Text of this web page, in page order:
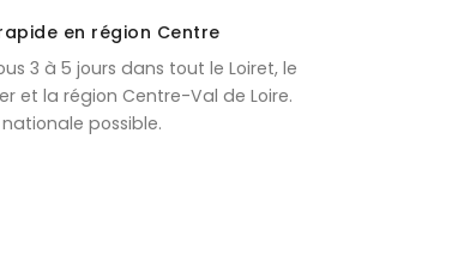
en région Centre
3 à 5 jours dans tout le Loiret, le
et la région Centre-Val de Loire.
possible.